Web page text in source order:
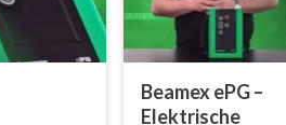
Beamex ePG –
Elektrische